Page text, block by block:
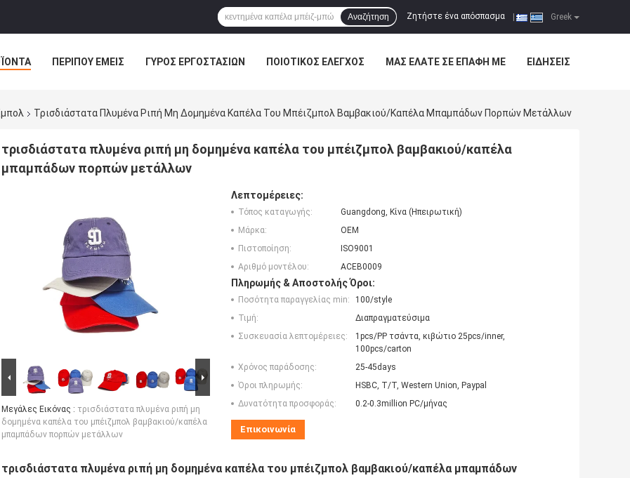
Greek
Ζητήστε ένα απόσπασμα
Αναζήτηση
ΠΕΡΊΠΟΥ ΕΜΕΊΣ ΓΎΡΟΣ ΕΡΓΟΣΤΑΣΊΩΝ ΠΟΙΟΤΙΚΌΣ ΈΛΕΓΧΟΣ ΜΑΣ ΕΛΆΤΕ ΣΕ ΕΠΑΦΉ ΜΕ ΕΙΔΉΣΕΙΣ
Τρισδιάστατα Πλυμένα Ριπή Μη Δομημένα Καπέλα Του Μπέιζμπολ Βαμβακιού/καπέλα Μπαμπάδων Πορπών Μετάλλων
τρισδιάστατα πλυμένα ριπή μη δομημένα καπέλα του μπέιζμπολ βαμβακιού/καπέλα
μπαμπάδων πορπών μετάλλων
Μεγάλες Εικόνας : τρισδιάστατα πλυμένα ριπή μη
δομημένα καπέλα του μπέιζμπολ βαμβακιού/καπέλα
μπαμπάδων πορπών μετάλλων
Λεπτομέρειες:
Τόπος καταγωγής:
Guangdong, Κίνα (Ηπειρωτική)
Μάρκα:
OEM
Πιστοποίηση:
ISO9001
Αριθμό μοντέλου:
ACEB0009
Πληρωμής & Αποστολής Όροι:
Ποσότητα παραγγελίας min:
100/style
Τιμή:
Διαπραγματεύσιμα
Συσκευασία λεπτομέρειες:
1pcs/PP τσάντα, κιβώτιο 25pcs/inner,
100pcs/carton
Χρόνος παράδοσης:
25-45days
Όροι πληρωμής:
HSBC, T/T, Western Union, Paypal
Δυνατότητα προσφοράς:
0.2-0.3million PC/μήνας
Επικοινωνία
τρισδιάστατα πλυμένα ριπή μη δομημένα καπέλα του μπέιζμπολ βαμβακιού/καπέλα μπαμπάδων